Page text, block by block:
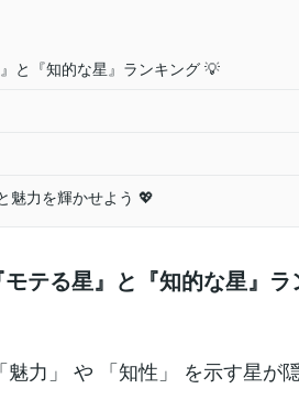
と『知的な星』ランキング 💡
魅力を輝かせよう 💖
テる星』と『知的な星』ラ
力」 や 「知性」 を示す星が